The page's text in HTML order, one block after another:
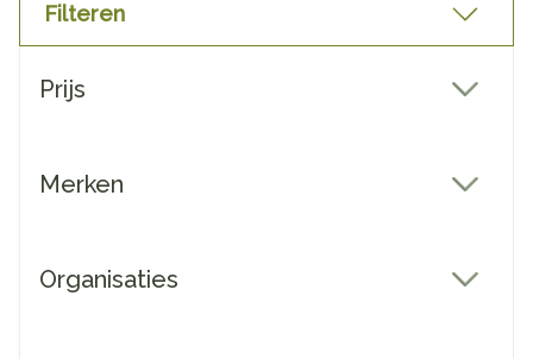
Filteren
Prijs
Merken
Organisaties